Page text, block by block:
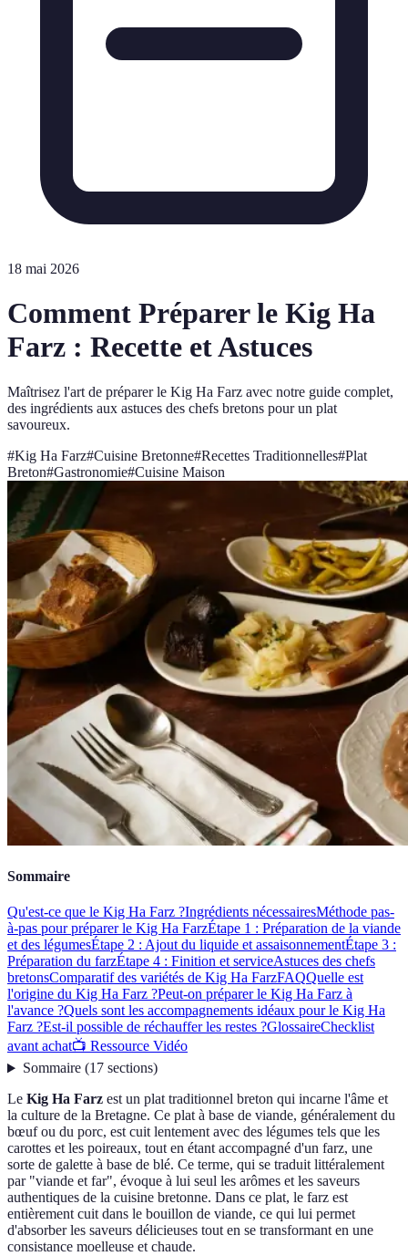
18 mai 2026
Comment Préparer le Kig Ha
Farz : Recette et Astuces
Maîtrisez l'art de préparer le Kig Ha Farz avec notre guide complet,
des ingrédients aux astuces des chefs bretons pour un plat
savoureux.
#Kig Ha Farz#Cuisine Bretonne#Recettes Traditionnelles#Plat
Breton#Gastronomie#Cuisine Maison
Sommaire
Qu'est-ce que le Kig Ha Farz ?Ingrédients nécessairesMéthode pas-
à-pas pour préparer le Kig Ha FarzÉtape 1 : Préparation de la viande
et des légumesÉtape 2 : Ajout du liquide et assaisonnementÉtape 3 :
Préparation du farzÉtape 4 : Finition et serviceAstuces des chefs
bretonsComparatif des variétés de Kig Ha FarzFAQQuelle est
l'origine du Kig Ha Farz ?Peut-on préparer le Kig Ha Farz à
l'avance ?Quels sont les accompagnements idéaux pour le Kig Ha
Farz ?Est-il possible de réchauffer les restes ?GlossaireChecklist
avant achat📺 Ressource Vidéo
Sommaire(17 sections)
Le Kig Ha Farz est un plat traditionnel breton qui incarne l'âme et
la culture de la Bretagne. Ce plat à base de viande, généralement du
bœuf ou du porc, est cuit lentement avec des légumes tels que les
carottes et les poireaux, tout en étant accompagné d'un farz, une
sorte de galette à base de blé. Ce terme, qui se traduit littéralement
par "viande et far", évoque à lui seul les arômes et les saveurs
authentiques de la cuisine bretonne. Dans ce plat, le farz est
entièrement cuit dans le bouillon de viande, ce qui lui permet
d'absorber les saveurs délicieuses tout en se transformant en une
consistance moelleuse et chaude.